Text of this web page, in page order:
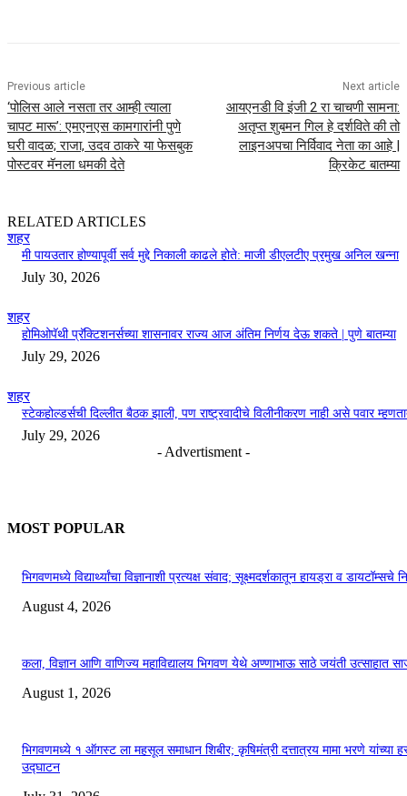
Previous article
‘पोलिस आले नसता तर आम्ही त्याला
चापट मारू’: एमएनएस कामगारांनी पुणे
घरी वादळ; राजा, उदव ठाकरे या फेसबुक
पोस्टवर मॅनला धमकी देते
Next article
आयएनडी वि इंजी 2 रा चाचणी सामना:
अतृप्त शुबमन गिल हे दर्शविते की तो
लाइनअपचा निर्विवाद नेता का आहे |
क्रिकेट बातम्या
RELATED ARTICLES
शहर
मी पायउतार होण्यापूर्वी सर्व मुद्दे निकाली काढले होते: माजी डीएलटीए प्रमुख अनिल खन्ना
July 30, 2026
शहर
होमिओपॅथी प्रॅक्टिशनर्सच्या शासनावर राज्य आज अंतिम निर्णय देऊ शकते | पुणे बातम्या
July 29, 2026
शहर
स्टेकहोल्डर्सची दिल्लीत बैठक झाली, पण राष्ट्रवादीचे विलीनीकरण नाही असे पवार
July 29, 2026
- Advertisment -
MOST POPULAR
भिगवणमध्ये विद्यार्थ्यांचा विज्ञानाशी प्रत्यक्ष संवाद; सूक्ष्मदर्शकातून हायड्रा व डायटॉम्सचे
August 4, 2026
कला, विज्ञान आणि वाणिज्य महाविद्यालय भिगवण येथे अण्णाभाऊ साठे जयंती उत्साहात
August 1, 2026
भिगवणमध्ये १ ऑगस्ट ला महसूल समाधान शिबीर; कृषिमंत्री दत्तात्रय मामा भरणे यांच्या
उद्घाटन